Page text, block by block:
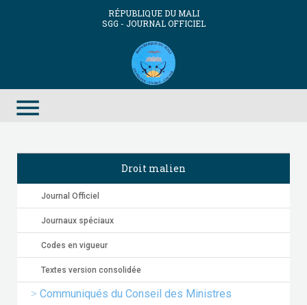
RÉPUBLIQUE DU MALI
SGG - JOURNAL OFFICIEL
menu
Droit malien
Journal Officiel
Journaux spéciaux
Codes en vigueur
Textes version consolidée
Communiqués du Conseil des Ministres